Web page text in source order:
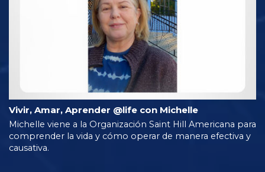
Vivir, Amar, Aprender @life con Michelle
Michelle viene a la Organización Saint Hill Americana para
comprender la vida y cómo operar de manera efectiva y
causativa.